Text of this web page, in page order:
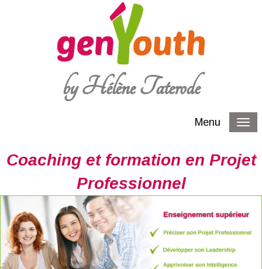
by Hélène Taterode
Menu
Coaching et formation en Projet
Professionnel